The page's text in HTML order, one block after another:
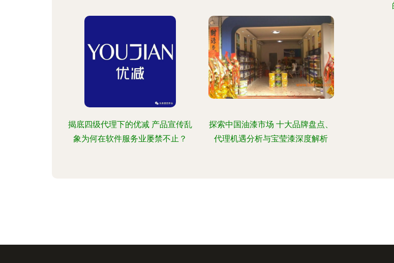
揭底四级代理下的优减 产品宣传乱
象为何在软件服务业屡禁不止？
探索中国油漆市场 十大品牌盘点、
代理机遇分析与宝莹漆深度解析